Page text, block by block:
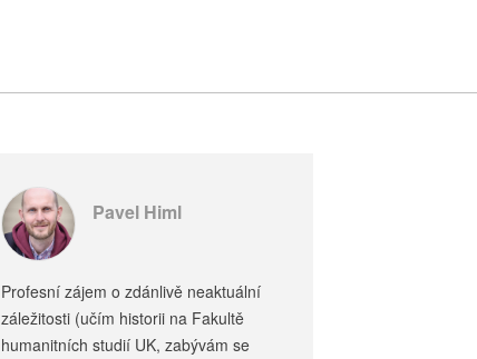
Pavel Himl
Profesní zájem o zdánlivě neaktuální
záležitosti (učím historii na Fakultě
humanitních studií UK, zabývám se